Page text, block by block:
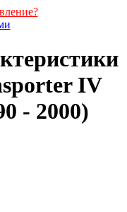
IV
- 2000)